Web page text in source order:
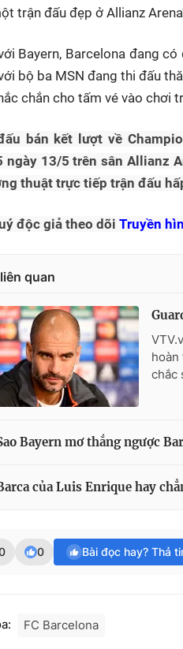
trận đấu đẹp ở Allianz
Bayern, Barcelona đang
bộ ba MSN đang thi đấu
chắn cho tấm vé vào chơi
bán kết lượt về
ngày 13/5 trên sân Allianz
thuật trực tiếp trận đấu
độc giả theo dõi Truyền
quan
hoàn
chắc
Bayern mơ thắng ngược
của Luis Enrique hay
0 Bài đọc hay? Thả
FC Barcelona